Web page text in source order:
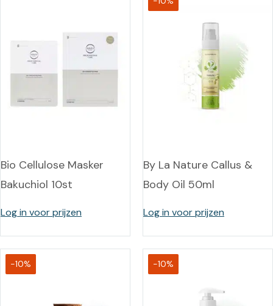
Bio Cellulose Masker
Bakuchiol 10st
Log in voor prijzen
By La Nature Callus &
Body Oil 50ml
Log in voor prijzen
-10% -10%